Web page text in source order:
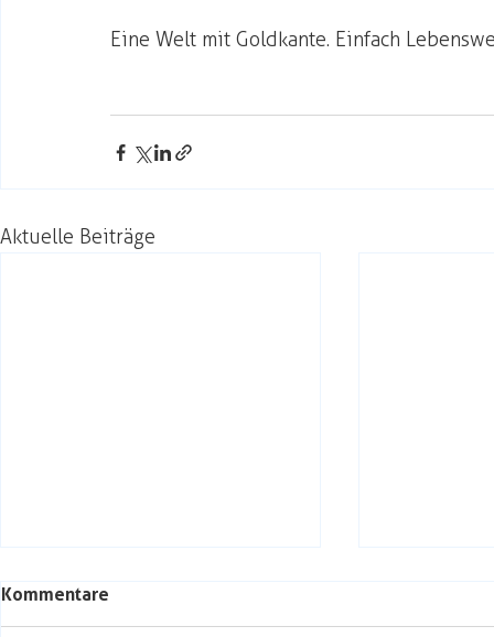
Eine Welt mit Goldkante. Einfach
Aktuelle Beiträge
Kommentare